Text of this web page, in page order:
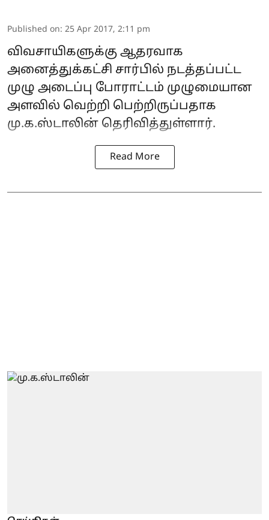
Published on: 25 Apr 2017, 2:11 pm
விவசாயிகளுக்கு ஆதரவாக
அனைத்துக்கட்சி சார்பில் நடத்தப்பட்ட
முழு அடைப்பு போராட்டம் முழுமையான
அளவில் வெற்றி பெற்றிருப்பதாக
மு.க.ஸ்டாலின் தெரிவித்துள்ளார்.
Read More